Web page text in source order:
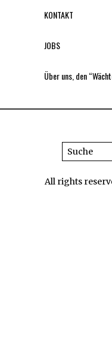
KONTAKT
JOBS
Über uns, den
All rights